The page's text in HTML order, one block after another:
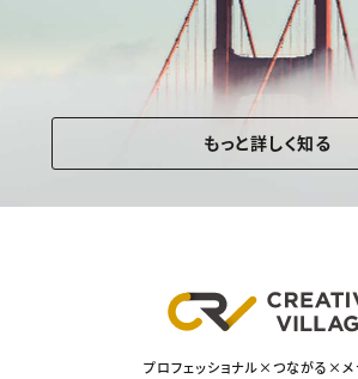
もっと詳しく知る
プロフェッショナル×つながる×メ